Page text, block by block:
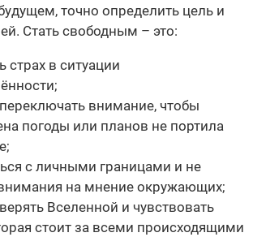
точно определить цель и
Стать свободным – это:
страх в ситуации
внимание, чтобы
погоды или планов не портила
с личными границами и не
на мнение окружающих;
Вселенной и чувствовать
стоит за всеми происходящими